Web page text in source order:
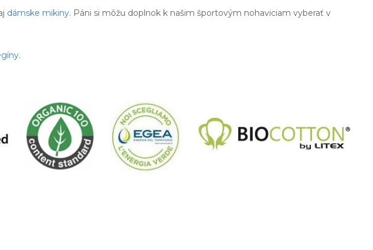
dámske mikiny. Páni si môžu doplnok k našim športovým nohaviciam vyberať v
.